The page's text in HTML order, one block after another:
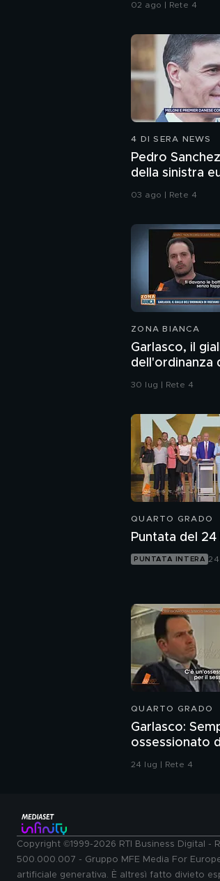
02 ago | Rete 4
4 DI SERA NEWS
Pedro
della sinistra
03 ago | Rete 4
ZONA BIANCA
Garlasco, il
dell'ordinanza
sulle bottiglie
30 lug | Rete 4
QUARTO GRADO
Puntata del 24
PUNTATA INTERA
QUARTO GRADO
Garlasco:
ossessionato
ragazzo
24 lug | Rete 4
Copyright ©1999-2026 RTI Business Digital -
500.000.007 - Gruppo MFE Media For
artificiale generativa. È altresì fatto divieto